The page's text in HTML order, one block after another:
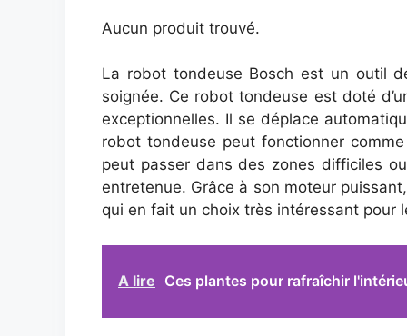
Aucun produit trouvé.
La robot tondeuse Bosch est un outil
soignée. Ce robot tondeuse est doté
exceptionnelles. Il se déplace
robot tondeuse peut fonctionner
peut passer dans des zones difficiles
entretenue. Grâce à son moteur
qui en fait un choix très intéressant pour
A lire Ces plantes pour rafraîchir